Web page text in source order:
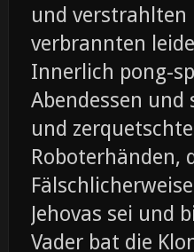
und verstrahlten
verbrannten
Innerlich pong-
Abendessen
und
Roboterhänden,
Jehovas sei und
Vader bat die